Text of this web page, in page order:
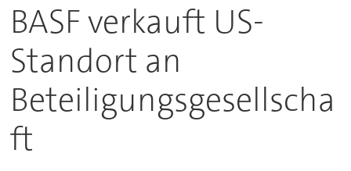
BASF verkauft US-
Standort an
Beteiligungsgesellscha
ft